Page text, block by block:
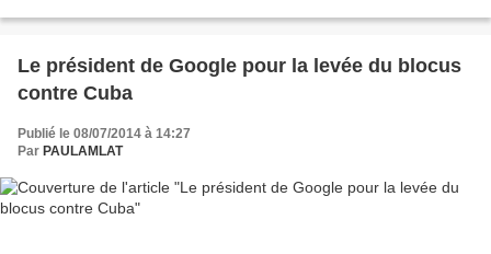
Le président de Google pour la levée du blocus
contre Cuba
Publié le 08/07/2014 à 14:27
Par PAULAMLAT